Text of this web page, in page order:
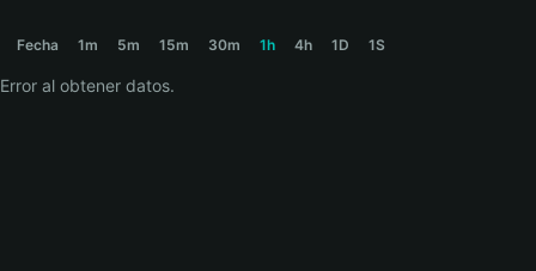
Español (Argentina)
Fecha 1m 5m 15m 30m 1h 4h 1D 1S
Error al obtener datos.